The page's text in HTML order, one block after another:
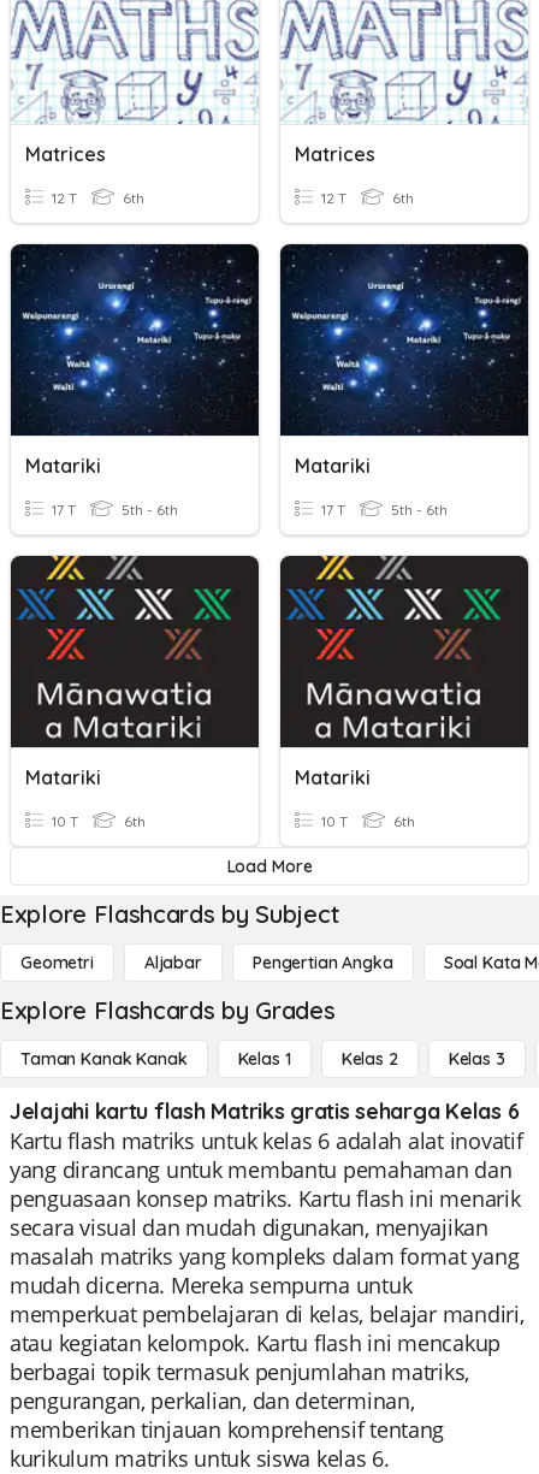
Matrices
12 T 6th
Matrices
12 T 6th
Matariki
17 T 5th - 6th
Matariki
17 T 5th - 6th
Matariki
10 T 6th
Matariki
10 T 6th
Load More
Explore Flashcards by Subject
Geometri Aljabar Pengertian Angka Soal Kata
Explore Flashcards by Grades
Taman Kanak Kanak Kelas 1 Kelas 2 Kelas 3
Jelajahi kartu flash Matriks gratis seharga Kelas 6
Kartu flash matriks untuk kelas 6 adalah alat inovatif
yang dirancang untuk membantu pemahaman dan
penguasaan konsep matriks. Kartu flash ini menarik
secara visual dan mudah digunakan, menyajikan
masalah matriks yang kompleks dalam format yang
mudah dicerna. Mereka sempurna untuk
memperkuat pembelajaran di kelas, belajar mandiri,
atau kegiatan kelompok. Kartu flash ini mencakup
berbagai topik termasuk penjumlahan matriks,
pengurangan, perkalian, dan determinan,
memberikan tinjauan komprehensif tentang
kurikulum matriks untuk siswa kelas 6.